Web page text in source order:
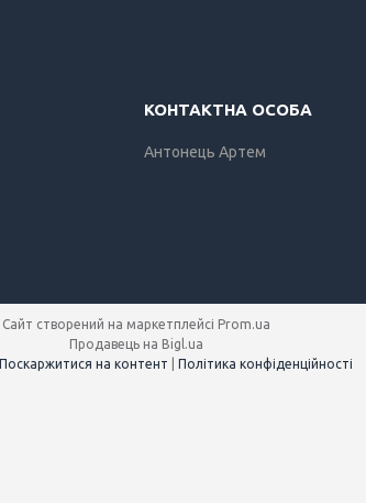
Антонець Артем
Сайт створений на маркетплейсі Prom.ua
Продавець на Bigl.ua
Поскаржитися на контент Політика конфіденційності